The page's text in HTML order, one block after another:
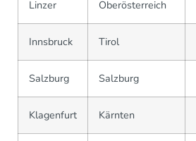
Linzer Oberösterreich
Innsbruck Tirol
Salzburg Salzburg
Klagenfurt Kärnten